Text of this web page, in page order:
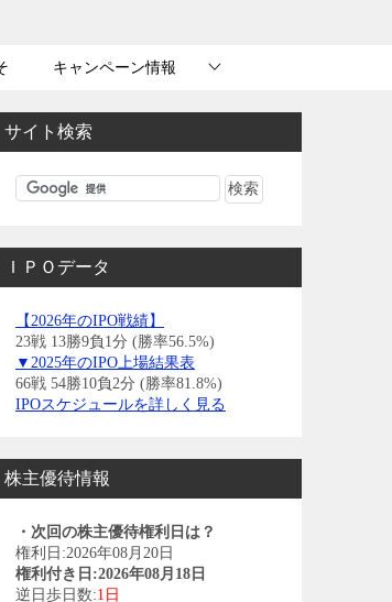
キャンペーン情報
サイト検索
ＩＰＯデータ
【2026年のIPO戦績】
23戦 13勝9負1分 (勝率56.5%)
▼2025年のIPO上場結果表
66戦 54勝10負2分 (勝率81.8%)
IPOスケジュールを詳しく見る
株主優待情報
・次回の株主優待権利日は？
権利日:2026年08月20日
権利付き日:2026年08月18日
逆日歩日数:1日